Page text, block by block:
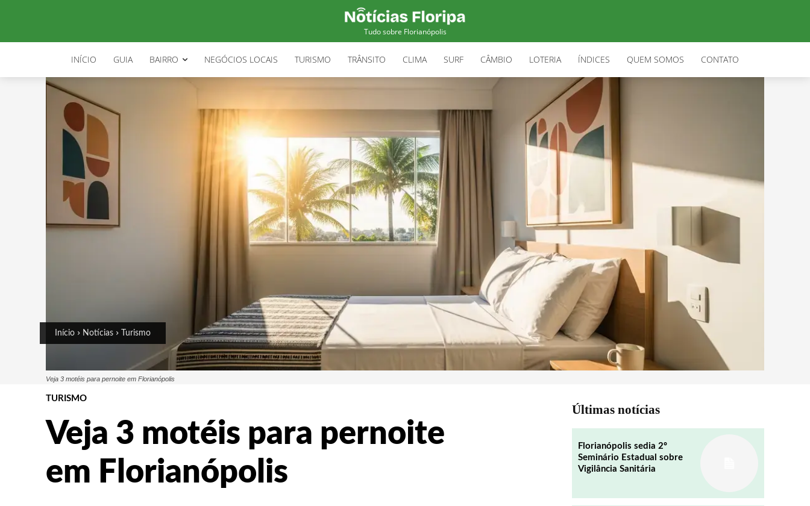
Tudo sobre Florianópolis
INÍCIO GUIA BAIRRO NEGÓCIOS LOCAIS TURISMO TRÂNSITO CLIMA SURF CÂMBIO LOTERIA ÍNDICES QUEM SOMOS CONTATO
Início Notícias Turismo
Veja 3 motéis para pernoite em Florianópolis
TURISMO
Veja 3 motéis para pernoite
em Florianópolis
Últimas notícias
Florianópolis sedia 2º
Seminário Estadual sobre
Vigilância Sanitária